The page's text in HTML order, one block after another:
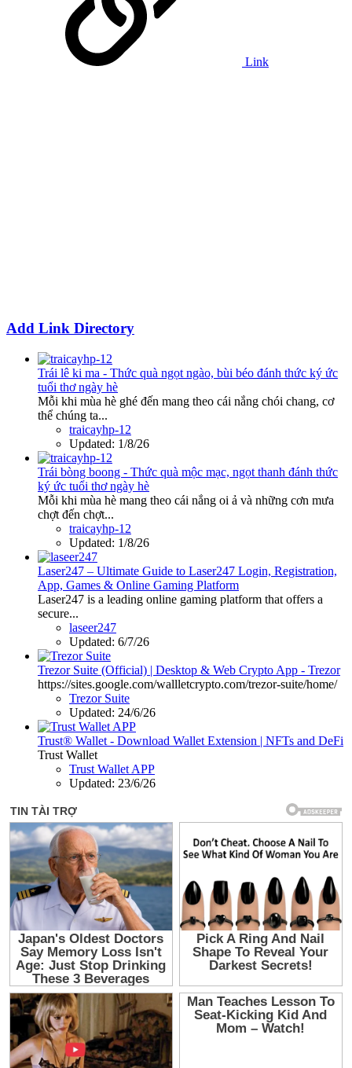
Link
Add Link Directory
Trái lê ki ma - Thức quà ngọt ngào, bùi béo đánh thức ký ức
tuổi thơ ngày hè
Mỗi khi mùa hè ghé đến mang theo cái nắng chói chang, cơ
thể chúng ta...
traicayhp-12
Updated: 1/8/26
Trái bòng boong - Thức quà mộc mạc, ngọt thanh đánh thức
ký ức tuổi thơ ngày hè
Mỗi khi mùa hè mang theo cái nắng oi ả và những cơn mưa
chợt đến chợt...
traicayhp-12
Updated: 1/8/26
Laser247 – Ultimate Guide to Laser247 Login, Registration,
App, Games & Online Gaming Platform
Laser247 is a leading online gaming platform that offers a
secure...
laseer247
Updated: 6/7/26
Trezor Suite (Official) | Desktop & Web Crypto App - Trezor
https://sites.google.com/wallletcrypto.com/trezor-suite/home/
Trezor Suite
Updated: 24/6/26
Trust® Wallet - Download Wallet Extension | NFTs and DeFi
Trust Wallet
Trust Wallet APP
Updated: 23/6/26